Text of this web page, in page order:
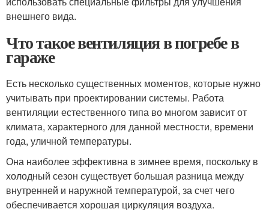
внешнего вида.
Что такое вентиляция в погребе в
гараже
Есть несколько существенных моментов, которые нужно
учитывать при проектировании системы. Работа
вентиляции естественного типа во многом зависит от
климата, характерного для данной местности, времени
года, уличной температуры.
Она наиболее эффективна в зимнее время, поскольку в
холодный сезон существует большая разница между
внутренней и наружной температурой, за счет чего
обеспечивается хорошая циркуляция воздуха.